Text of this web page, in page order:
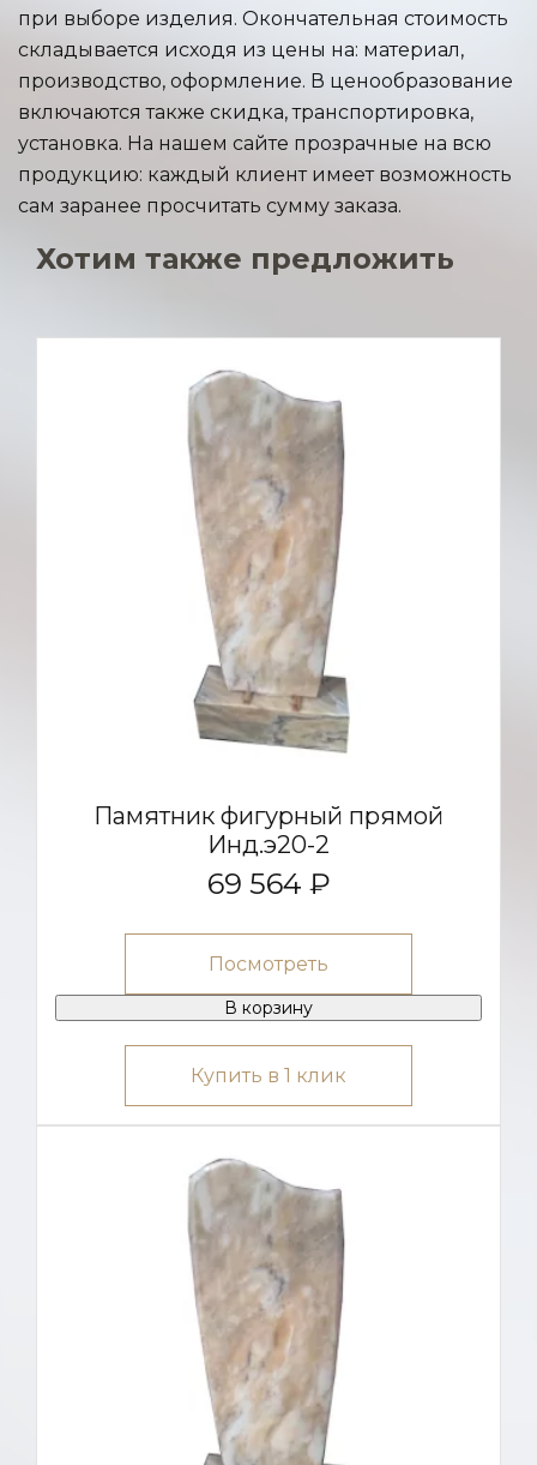
при выборе изделия. Окончательная стоимость
складывается исходя из цены на: материал,
производство, оформление. В ценообразование
включаются также скидка, транспортировка,
установка. На нашем сайте прозрачные на всю
продукцию: каждый клиент имеет возможность
сам заранее просчитать сумму заказа.
Хотим также предложить
Памятник фигурный прямой
Инд.э20-2
69 564 ₽
Посмотреть
В корзину
Купить в 1 клик